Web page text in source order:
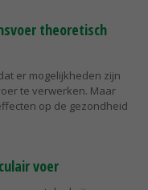
theoretisch
er mogelijkheden zijn
te verwerken. Maar
op de gezondheid
voer